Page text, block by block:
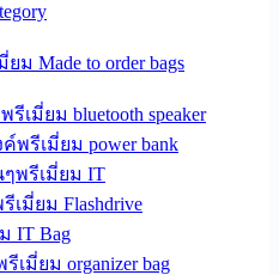
ม Made to order bags
เมี่ยม bluetooth speaker
พรีเมี่ยม power bank
พรีเมี่ยม IT
มี่ยม Flashdrive
IT Bag
เมี่ยม organizer bag